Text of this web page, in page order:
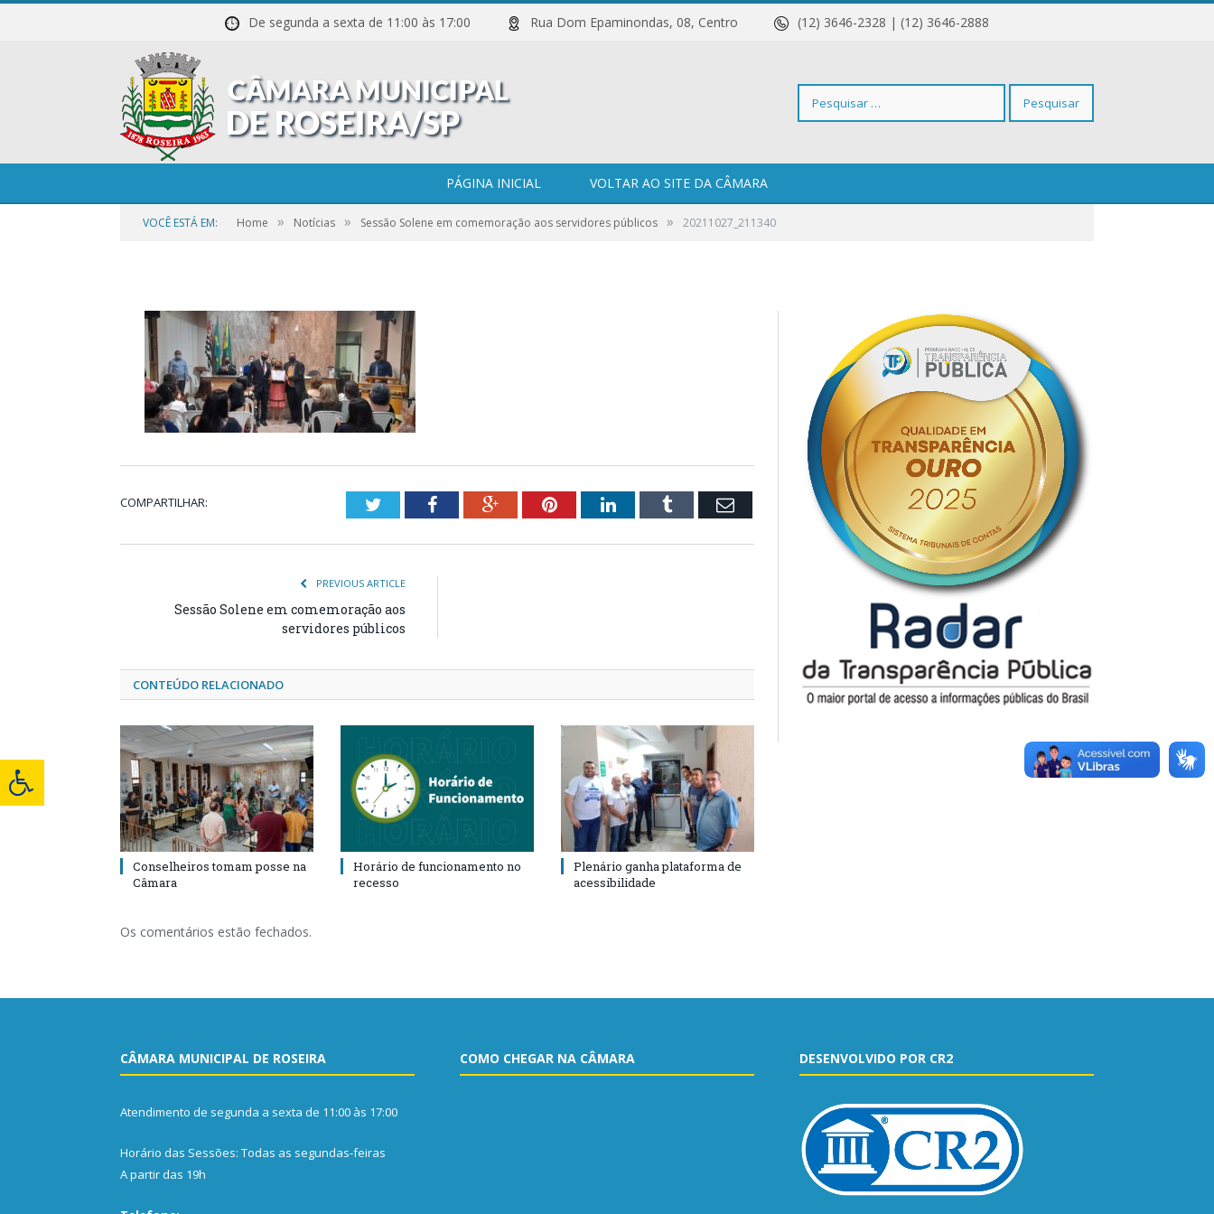
De segunda a sexta de 11:00 às 17:00 Rua Dom Epaminondas, 08, Centro (12) 3646-2328 | (12) 3646-2888
Pesquisar
PÁGINA INICIAL VOLTAR AO SITE DA CÂMARA
VOCÊ ESTÁ EM: Home » Notícias » Sessão Solene em comemoração aos servidores públicos » 20211027_211340
COMPARTILHAR: TwitterFacebookGoogle+PinterestLinkedInTumblr Email
PREVIOUS ARTICLE
Sessão Solene em comemoração aos
servidores públicos
CONTEÚDO RELACIONADO
Conselheiros tomam posse na
Câmara
Horário de funcionamento no
recesso
Plenário ganha plataforma de
acessibilidade
Os comentários estão fechados.
CÂMARA MUNICIPAL DE ROSEIRA
Atendimento de segunda a sexta de 11:00 às 17:00
Horário das Sessões: Todas as segundas-feiras
A partir das 19h
COMO CHEGAR NA CÂMARA DESENVOLVIDO POR CR2